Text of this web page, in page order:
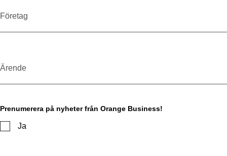
Företag
Ärende
Prenumerera på nyheter från Orange Business!
Ja